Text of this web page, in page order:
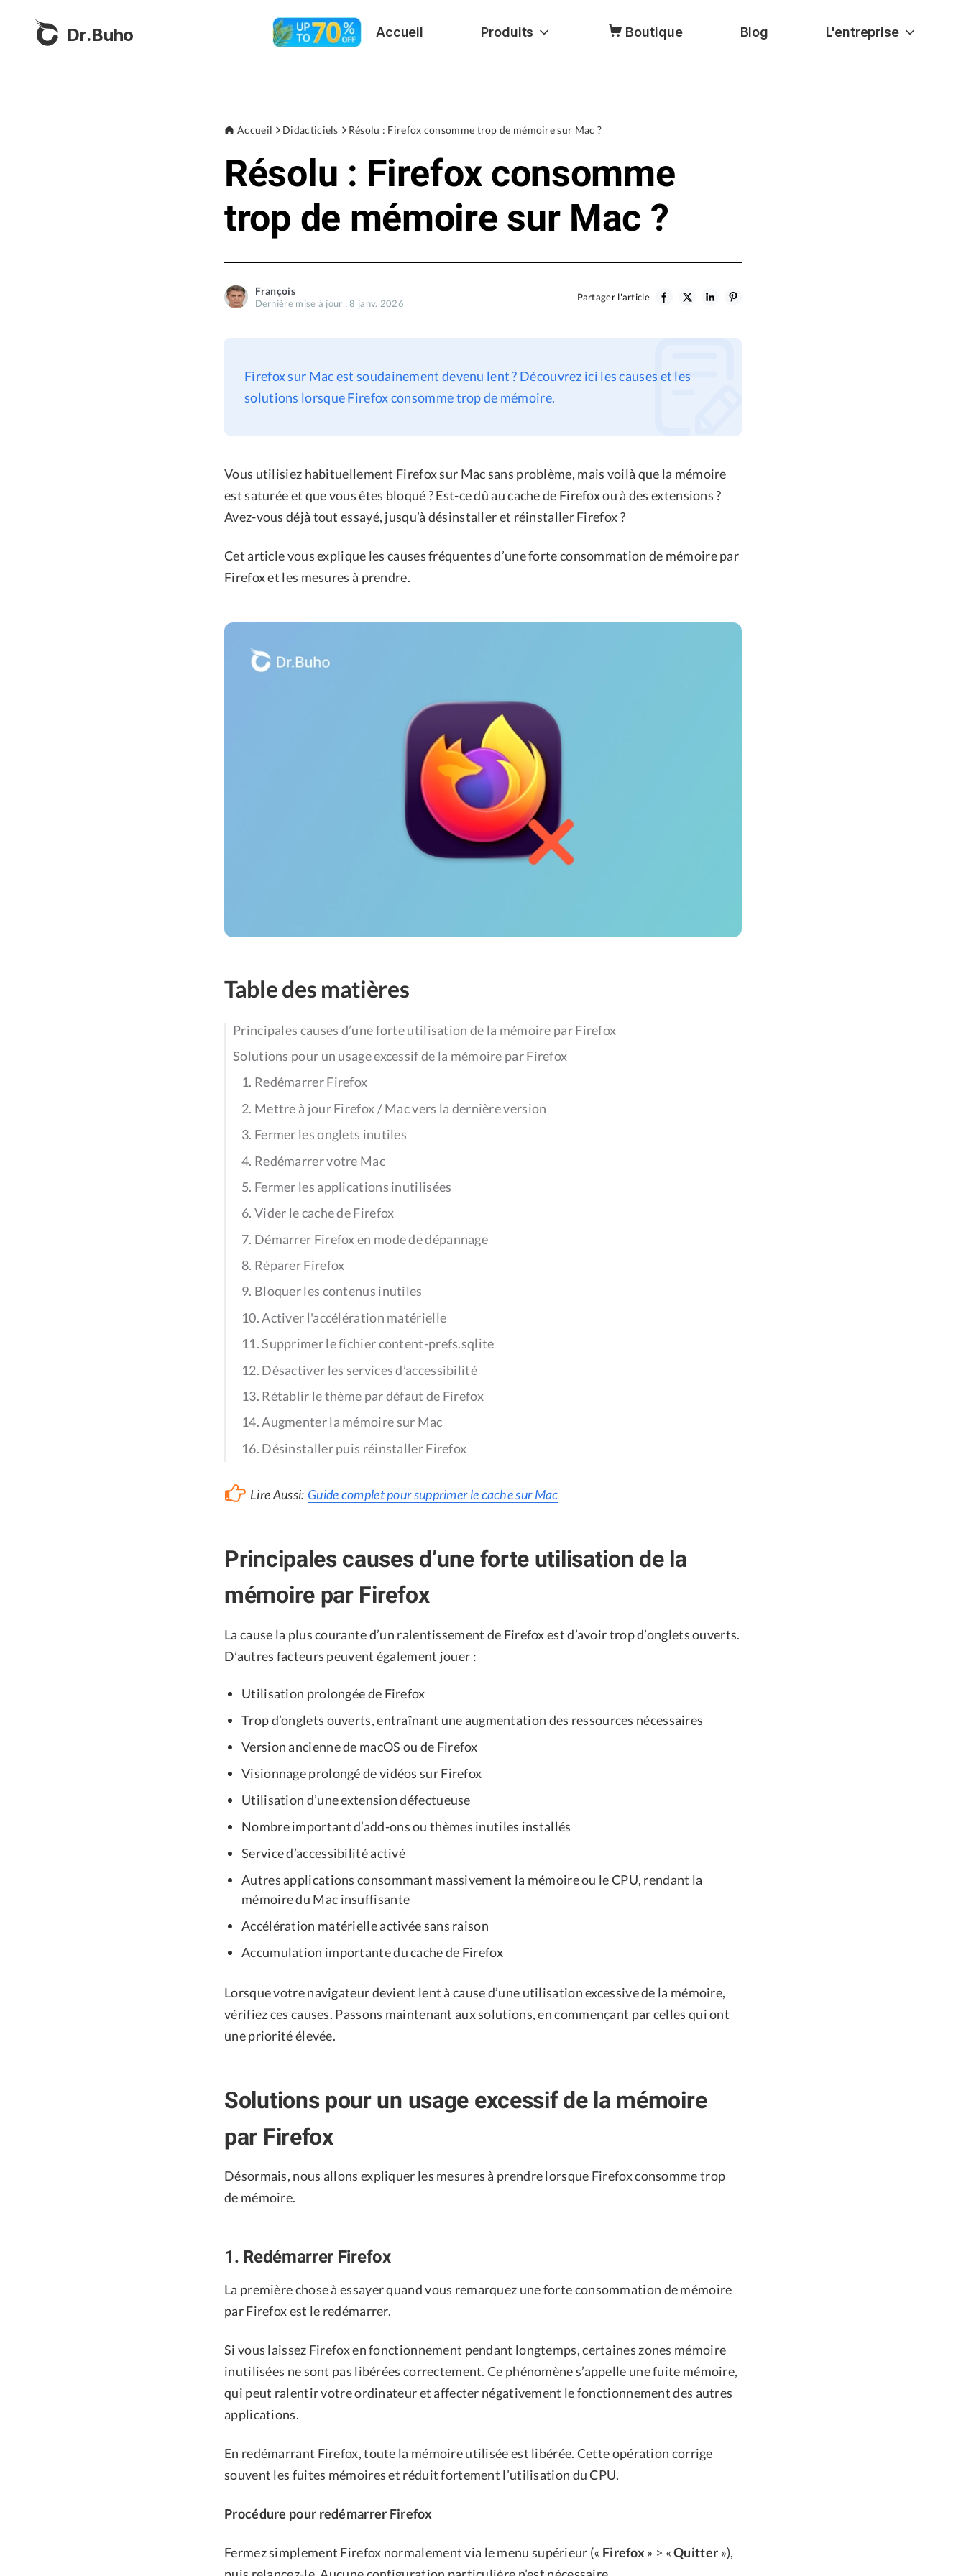
Dr.Buho Accueil Produits Boutique Blog L'entreprise
Accueil Didacticiels Résolu : Firefox consomme trop de mémoire sur Mac ?
Résolu : Firefox consomme
trop de mémoire sur Mac ?
François
Dernière mise à jour : 8 janv. 2026
Partager l'article
Firefox sur Mac est soudainement devenu lent ? Découvrez ici les causes et les
solutions lorsque Firefox consomme trop de mémoire.
Vous utilisiez habituellement Firefox sur Mac sans problème, mais voilà que la mémoire
est saturée et que vous êtes bloqué ? Est-ce dû au cache de Firefox ou à des extensions ?
Avez-vous déjà tout essayé, jusqu’à désinstaller et réinstaller Firefox ?
Cet article vous explique les causes fréquentes d’une forte consommation de mémoire par
Firefox et les mesures à prendre.
Table des matières
Principales causes d’une forte utilisation de la mémoire par Firefox
Solutions pour un usage excessif de la mémoire par Firefox
1. Redémarrer Firefox
2. Mettre à jour Firefox / Mac vers la dernière version
3. Fermer les onglets inutiles
4. Redémarrer votre Mac
5. Fermer les applications inutilisées
6. Vider le cache de Firefox
7. Démarrer Firefox en mode de dépannage
8. Réparer Firefox
9. Bloquer les contenus inutiles
10. Activer l'accélération matérielle
11. Supprimer le fichier content-prefs.sqlite
12. Désactiver les services d’accessibilité
13. Rétablir le thème par défaut de Firefox
14. Augmenter la mémoire sur Mac
16. Désinstaller puis réinstaller Firefox
Lire Aussi: Guide complet pour supprimer le cache sur Mac
Principales causes d’une forte utilisation de la
mémoire par Firefox
La cause la plus courante d’un ralentissement de Firefox est d’avoir trop d’onglets ouverts.
D’autres facteurs peuvent également jouer :
Utilisation prolongée de Firefox
Trop d’onglets ouverts, entraînant une augmentation des ressources nécessaires
Version ancienne de macOS ou de Firefox
Visionnage prolongé de vidéos sur Firefox
Utilisation d’une extension défectueuse
Nombre important d’add-ons ou thèmes inutiles installés
Service d’accessibilité activé
Autres applications consommant massivement la mémoire ou le CPU, rendant la
mémoire du Mac insuffisante
Accélération matérielle activée sans raison
Accumulation importante du cache de Firefox
Lorsque votre navigateur devient lent à cause d’une utilisation excessive de la mémoire,
vérifiez ces causes. Passons maintenant aux solutions, en commençant par celles qui ont
une priorité élevée.
Solutions pour un usage excessif de la mémoire
par Firefox
Désormais, nous allons expliquer les mesures à prendre lorsque Firefox consomme trop
de mémoire.
1. Redémarrer Firefox
La première chose à essayer quand vous remarquez une forte consommation de mémoire
par Firefox est le redémarrer.
Si vous laissez Firefox en fonctionnement pendant longtemps, certaines zones mémoire
inutilisées ne sont pas libérées correctement. Ce phénomène s’appelle une fuite mémoire,
qui peut ralentir votre ordinateur et affecter négativement le fonctionnement des autres
applications.
En redémarrant Firefox, toute la mémoire utilisée est libérée. Cette opération corrige
souvent les fuites mémoires et réduit fortement l’utilisation du CPU.
Procédure pour redémarrer Firefox
Fermez simplement Firefox normalement via le menu supérieur (« Firefox » > «Quitter »),